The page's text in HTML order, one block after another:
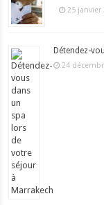
25 janvier
Détendez-
24